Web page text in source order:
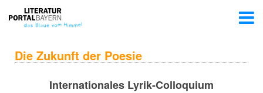
Die Zukunft der Poesie
Internationales Lyrik-Colloquium